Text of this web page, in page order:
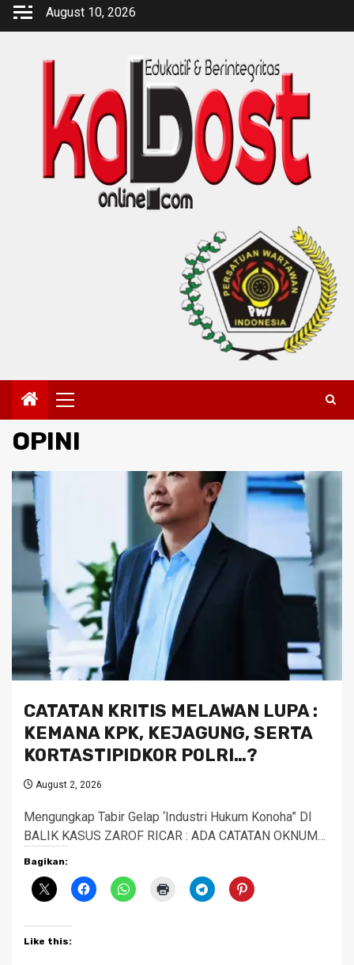
Skip
August 10, 2026
Primary
Menu
OPINI
CATATAN KRITIS MELAWAN LUPA :
KEMANA KPK, KEJAGUNG, SERTA
KORTASTIPIDKOR POLRI…?
August 2, 2026
Mengungkap Tabir Gelap ‘Industri Hukum Konoha” DI
BALIK KASUS ZAROF RICAR : ADA CATATAN OKNUM…
Bagikan:
Like this: